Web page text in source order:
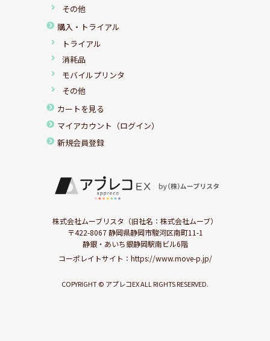
その他
購入・トライアル
トライアル
消耗品
モバイルプリンタ
その他
カートを見る
マイアカウント（ログイン）
新規会員登録
株式会社ムーブリスタ（旧社名：株式会社ムーブ）
〒422-8067 静岡県静岡市駿河区南町11-1
静銀・あいち銀静岡駅南ビル6階
コーポレイトサイト： https://www.move-p.jp/
COPYRIGHT © アプレコEX ALL RIGHTS RESERVED.